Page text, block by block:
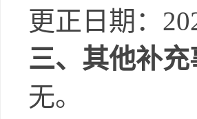
更正日期：
三、 其他补充
无。